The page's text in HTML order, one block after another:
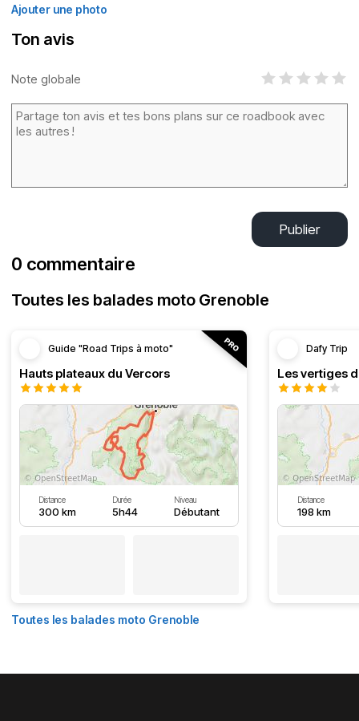
Ajouter une photo
Ton avis
Note globale
Publier
0 commentaire
Toutes les balades moto Grenoble
Guide "Road Trips à moto"
Hauts plateaux du Vercors
Distance
300 km
Durée
5h44
Niveau
Débutant
Dafy Trip
Les vertiges
Distance
198 km
Toutes les balades moto Grenoble